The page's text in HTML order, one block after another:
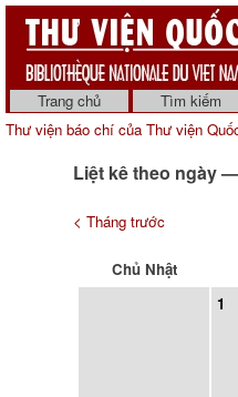
Trang chủ Tìm kiếm
Thư viện báo chí của Thư viện
Liệt kê theo ngày
< Tháng trước
Chủ Nhật
1